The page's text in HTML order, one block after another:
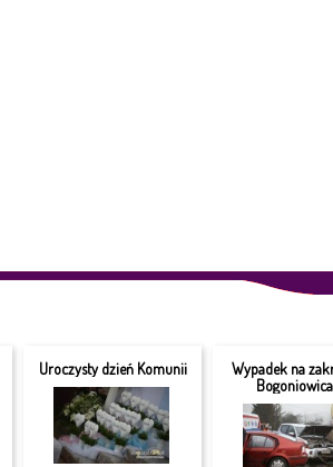
Uroczysty dzień Komunii
Wypadek na